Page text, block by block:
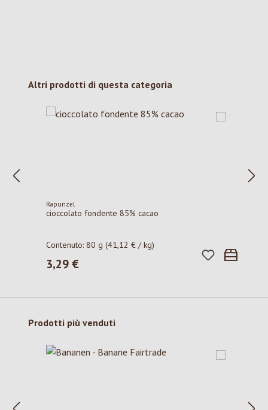
Salta la galleria dei prodotti
Altri prodotti di questa categoria
Rapunzel
cioccolato fondente 85% cacao
Contenuto:80 g(41,12 € / kg)
Prezzo normale:
3,29 €
Salta la galleria dei prodotti
Prodotti più venduti